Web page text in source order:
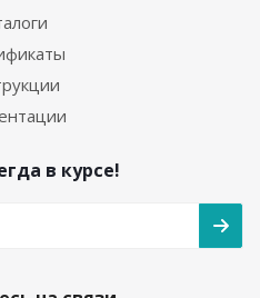
в курсе!